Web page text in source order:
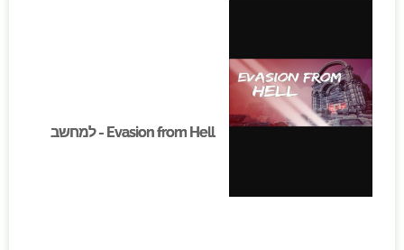
Evasion from Hell - למחשב
Evasion from Hell - למחשב